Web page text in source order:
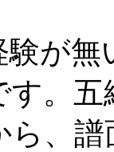
が無
。
、